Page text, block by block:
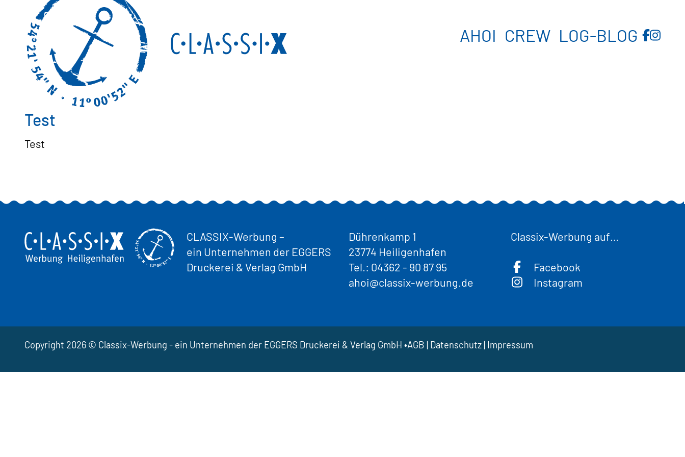
Navigation überspringen
AHOI CREW LOG-BLOG
Test
Test
CLASSIX-Werbung –
ein Unternehmen der EGGERS
Druckerei & Verlag GmbH
Dührenkamp 1
23774 Heiligenhafen
Tel.: 04362 - 90 87 95
ahoi@classix-werbung.de
Classix-Werbung auf…
Facebook
Instagram
Copyright 2026 © Classix-Werbung - ein Unternehmen der EGGERS Druckerei & Verlag GmbH •AGB | Datenschutz | Impressum